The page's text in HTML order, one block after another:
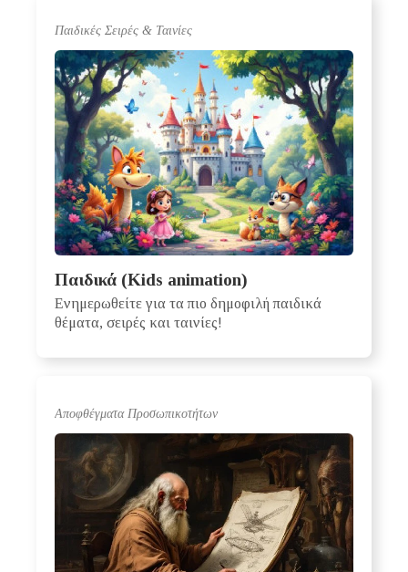
Παιδικές Σειρές & Ταινίες
Παιδικά (Kids animation)
Ενημερωθείτε για τα πιο δημοφιλή παιδικά
θέματα, σειρές και ταινίες!
Αποφθέγματα Προσωπικοτήτων